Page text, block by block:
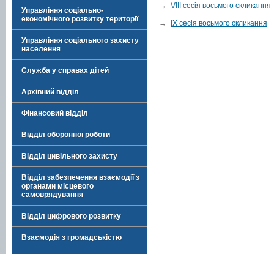
Управління соціально-
економічного розвитку території
Управління соціального захисту
населення
Служба у справах дітей
Архівний відділ
Фінансовий відділ
Відділ оборонної роботи
Відділ цивільного захисту
Відділ забезпечення взаємодії з
органами місцевого
самоврядування
Відділ цифрового розвитку
Взаємодія з громадськістю
→ VIII сесія восьмого скликання
→ ІХ сесія восьмого скликання